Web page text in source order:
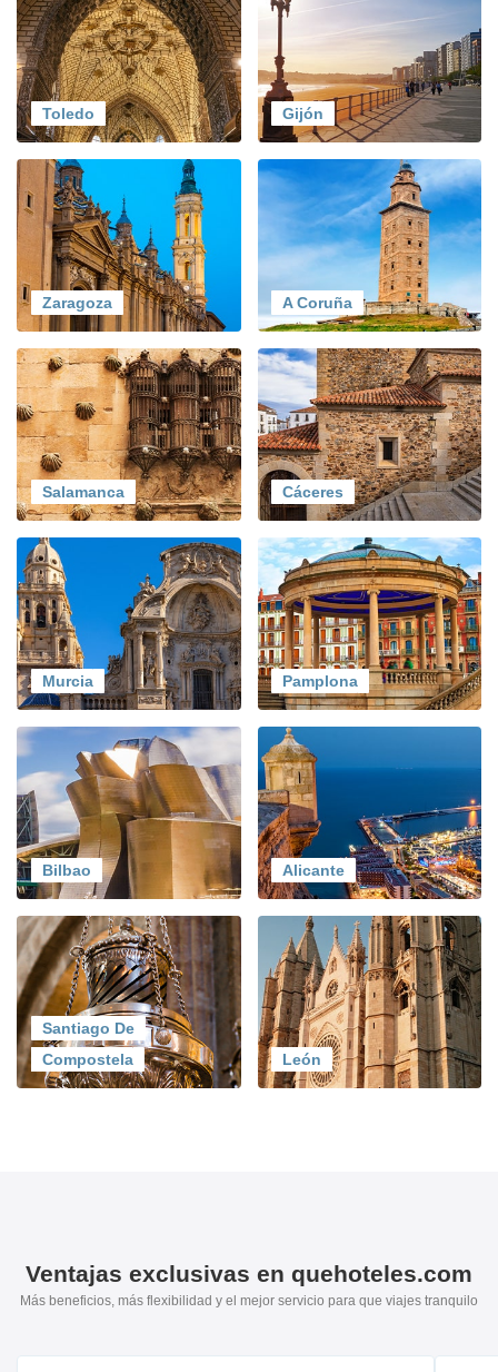
Toledo Gijón
Zaragoza A Coruña
Salamanca Cáceres
Murcia Pamplona
Bilbao Alicante
Santiago De
Compostela
León
Ventajas exclusivas en quehoteles.com
Más beneficios, más flexibilidad y el mejor servicio para que viajes tranquilo